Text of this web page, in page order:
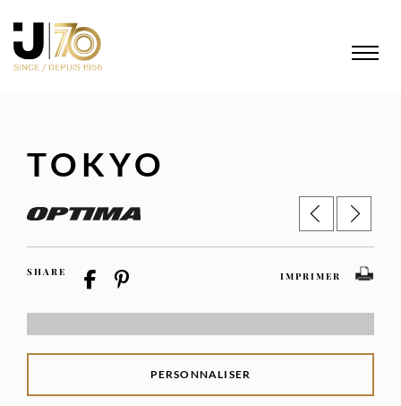
TOKYO
SHARE IMPRIMER
PERSONNALISER